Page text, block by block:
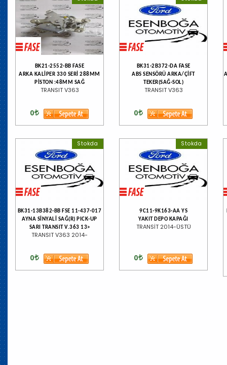
BK21-2552-BB FASE
ARKA KALİPER 330 SERİ 288MM
PİSTON :48MM SAĞ
TRANSIT V363
0
BK31-2B372-DA FASE
ABS SENSÖRÜ ARKA/ÇİFT
TEKER(SAĞ-SOL)
TRANSIT V363
0
Stokda
BK31-13B382-BB FSE 11-437-017
AYNA SİNYALİ SAĞ(R) PICK-UP
SARI TRANSIT V.363 13>
TRANSIT V363 2014-
0
Stokda
9C11-9K163-AA YS
YAKIT DEPO KAPAĞI
TRANSİT 2014-ÜSTÜ
0